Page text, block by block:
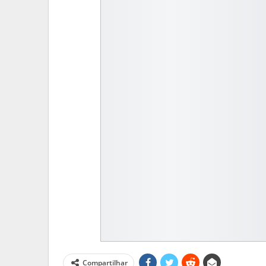
Compartilhar
PRIMEIRA HORA ONLINE 2